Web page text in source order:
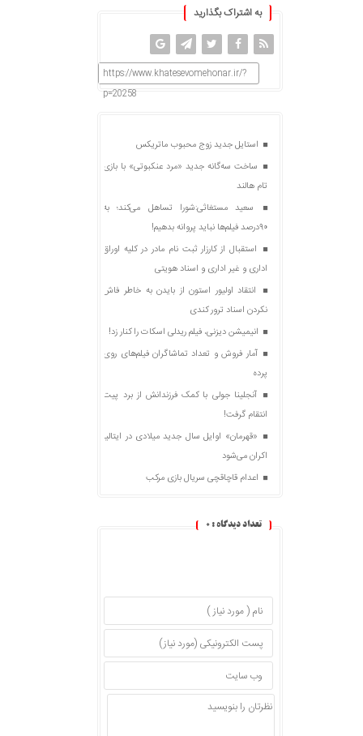
به اشتراک بگذارید
https://www.khatesevomehonar.ir/?
p=20258
استایل جدید زوج محبوب ماتریکس
ساخت سه‌گانه جدید «مرد عنکبوتی» با بازی
تام هالند
سعید مستغاثی:شورا تساهل می‌کند؛ به
۹۰درصد فیلم‌ها نباید پروانه بدهیم!
استقبال از کارزار ثبت نام مادر در کلیه اوراق
اداری و غیر اداری و اسناد هویتی
انتقاد اولیور استون از بایدن به خاطر فاش
نکردن اسناد ترور کندی
انیمیشن دیزنی، فیلم ریدلی اسکات را کنار زد!
آمار فروش و تعداد تماشاگران فیلم‌های روی
پرده
آنجلینا جولی با کمک فرزندانش از برد پیت
انتقام گرفت!
«قهرمان» اوایل سال جدید میلادی در ایتالیا
اکران می‌شود
اعدام قاچاقچی سریال بازی مرکب
تعداد دیدگاه : 0